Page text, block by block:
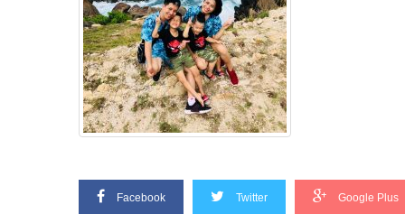
Facebook Twitter Google Plus